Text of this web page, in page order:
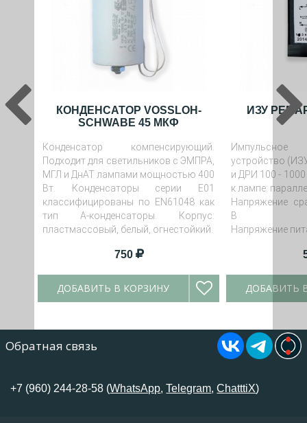
КОНДЕНСАТОР VOSSLOH-
SCHWABE 45 МКФ
Конденсатор компенсирующий.
Подходит для светильников с ЭМПРА,
МГЛ и ДнАТ лампами мощностью 400
Вт. Конденсаторы серии E01
классифицированы по EN61048 как
тип А-конденсаторы. Корпус:
пластмассовый, белый, огнестойкий.
750
ДОБАВИТЬ В КОРЗИНУ
ИЗУ
устройство
и ДРИ 100 -
к лампе:
Напряжение
В
Напряжение
ДОБАВИТЬ
Обратная связь
+7 (960) 244-28-58 (WhatsApp,Telegram,ChatttiX)